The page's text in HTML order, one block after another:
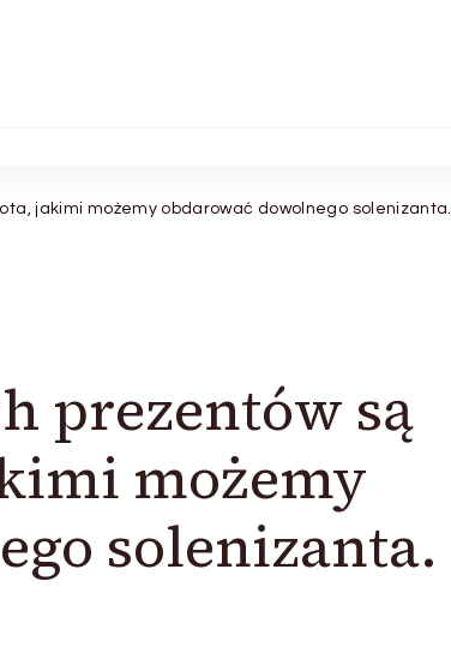
jakimi możemy obdarować dowolnego solenizanta.
prezentów są
możemy
solenizanta.